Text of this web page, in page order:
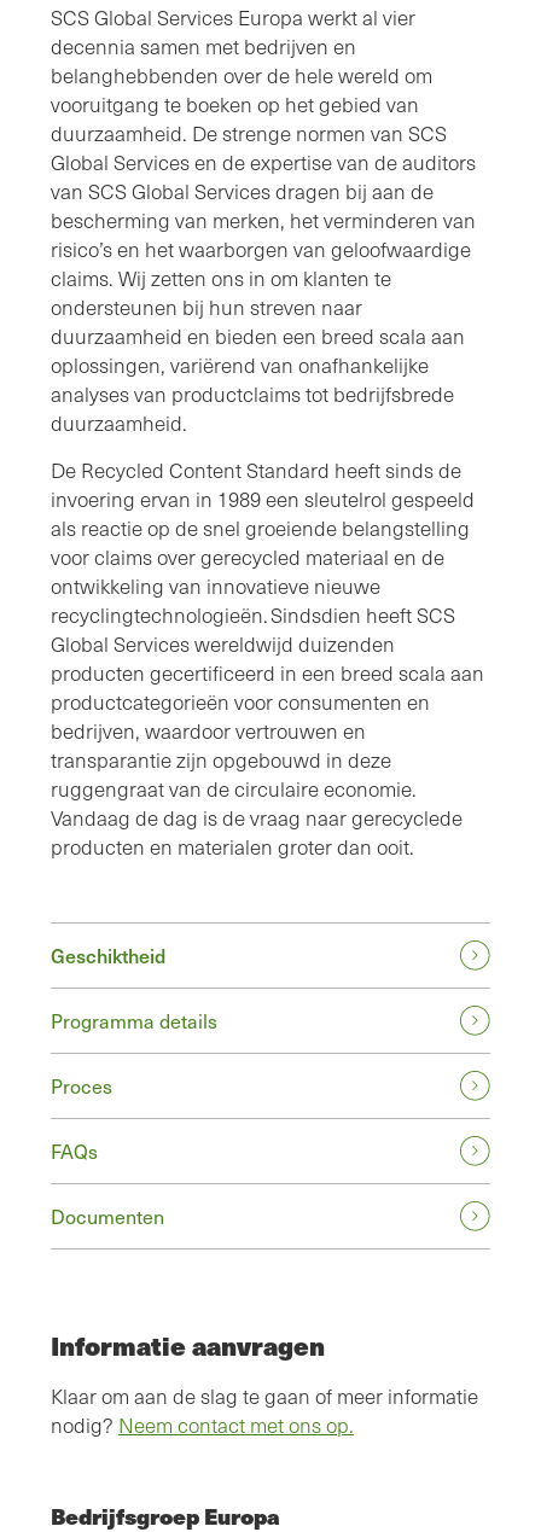
SCS Global Services Europa werkt al vier
decennia samen met bedrijven en
belanghebbenden over de hele wereld om
vooruitgang te boeken op het gebied van
duurzaamheid. De strenge normen van SCS
Global Services en de expertise van de auditors
van SCS Global Services dragen bij aan de
bescherming van merken, het verminderen van
risico’s en het waarborgen van geloofwaardige
claims. Wij zetten ons in om klanten te
ondersteunen bij hun streven naar
duurzaamheid en bieden een breed scala aan
oplossingen, variërend van onafhankelijke
analyses van productclaims tot bedrijfsbrede
duurzaamheid.
De Recycled Content Standard heeft sinds de
invoering ervan in 1989 een sleutelrol gespeeld
als reactie op de snel groeiende belangstelling
voor claims over gerecycled materiaal en de
ontwikkeling van innovatieve nieuwe
recyclingtechnologieën. Sindsdien heeft SCS
Global Services wereldwijd duizenden
producten gecertificeerd in een breed scala aan
productcategorieën voor consumenten en
bedrijven, waardoor vertrouwen en
transparantie zijn opgebouwd in deze
ruggengraat van de circulaire economie.
Vandaag de dag is de vraag naar gerecyclede
producten en materialen groter dan ooit.
Geschiktheid
Programma details
Proces
FAQs
Documenten
Informatie aanvragen
Klaar om aan de slag te gaan of meer informatie
nodig? Neem contact met ons op.
Bedrijfsgroep Europa